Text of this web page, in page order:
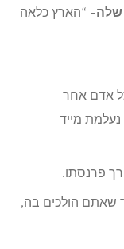
שלה– “הארץ כלאה
אדם אחר
מייד
פרנסתו.
שאתם הולכים בה,